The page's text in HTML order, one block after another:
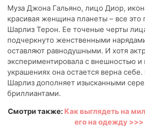
Муза Джона Гальяно, лицо Диор,
красивая женщина планеты – все это
Шарлиз Терон. Ее точеные черты
подчеркнуто женственными
оставляют равнодушными. И хотя
экспериментировала с внешностью и
украшениях она остается верна
Шарлиз дополняет изысканными
бриллиантами.
Смотри также: Как выглядеть на
его на одежду >>>